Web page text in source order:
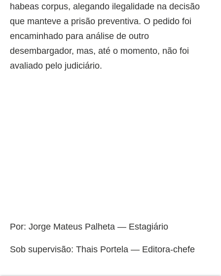
habeas corpus, alegando ilegalidade na decisão
que manteve a prisão preventiva. O pedido foi
encaminhado para análise de outro
desembargador, mas, até o momento, não foi
avaliado pelo judiciário.
Por: Jorge Mateus Palheta — Estagiário
Sob supervisão: Thais Portela — Editora-chefe